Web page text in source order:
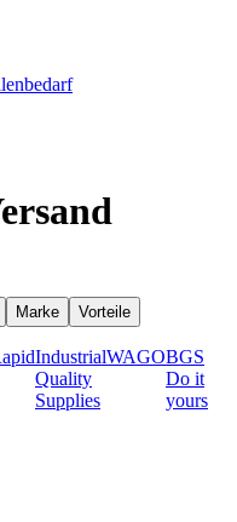
Marke Vorteile
Industrial
Quality
Supplies
WAGOBGS
Do it
yourself